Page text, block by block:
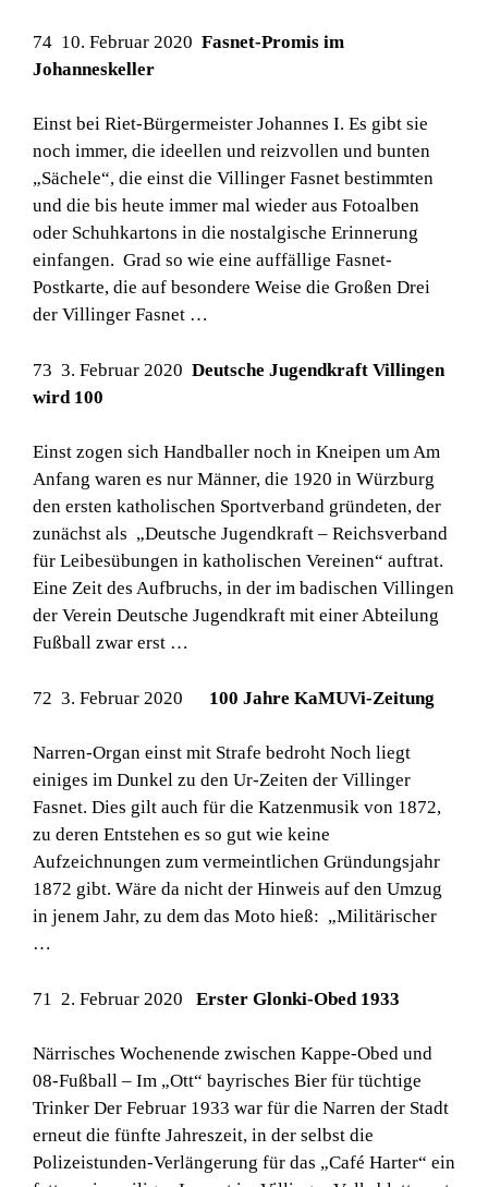
74 10. Februar 2020 Fasnet-Promis im
Johanneskeller
Einst bei Riet-Bürgermeister Johannes I. Es gibt sie
noch immer, die ideellen und reizvollen und bunten
„Sächele“, die einst die Villinger Fasnet bestimmten
und die bis heute immer mal wieder aus Fotoalben
oder Schuhkartons in die nostalgische Erinnerung
einfangen. Grad so wie eine auffällige Fasnet-
Postkarte, die auf besondere Weise die Großen Drei
der Villinger Fasnet …
73 3. Februar 2020 Deutsche Jugendkraft Villingen
wird 100
Einst zogen sich Handballer noch in Kneipen um Am
Anfang waren es nur Männer, die 1920 in Würzburg
den ersten katholischen Sportverband gründeten, der
zunächst als „Deutsche Jugendkraft – Reichsverband
für Leibesübungen in katholischen Vereinen“ auftrat.
Eine Zeit des Aufbruchs, in der im badischen Villingen
der Verein Deutsche Jugendkraft mit einer Abteilung
Fußball zwar erst …
72 3. Februar 2020 100 Jahre KaMUVi-Zeitung
Narren-Organ einst mit Strafe bedroht Noch liegt
einiges im Dunkel zu den Ur-Zeiten der Villinger
Fasnet. Dies gilt auch für die Katzenmusik von 1872,
zu deren Entstehen es so gut wie keine
Aufzeichnungen zum vermeintlichen Gründungsjahr
1872 gibt. Wäre da nicht der Hinweis auf den Umzug
in jenem Jahr, zu dem das Moto hieß: „Militärischer
…
71 2. Februar 2020 Erster Glonki-Obed 1933
Närrisches Wochenende zwischen Kappe-Obed und
08-Fußball – Im „Ott“ bayrisches Bier für tüchtige
Trinker Der Februar 1933 war für die Narren der Stadt
erneut die fünfte Jahreszeit, in der selbst die
Polizeistunden-Verlängerung für das „Café Harter“ ein